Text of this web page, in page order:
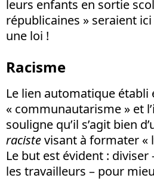
leurs enfants en sortie
républicaines » seraient
une loi !
Racisme
Le lien automatique établi
« communautarisme » et
souligne qu’il s’agit bien
racistevisant à formater «
Le but est évident : diviser
les travailleurs – pour